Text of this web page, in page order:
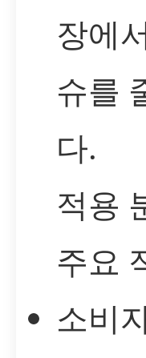
장에
슈를
다.
적용
주요
소비